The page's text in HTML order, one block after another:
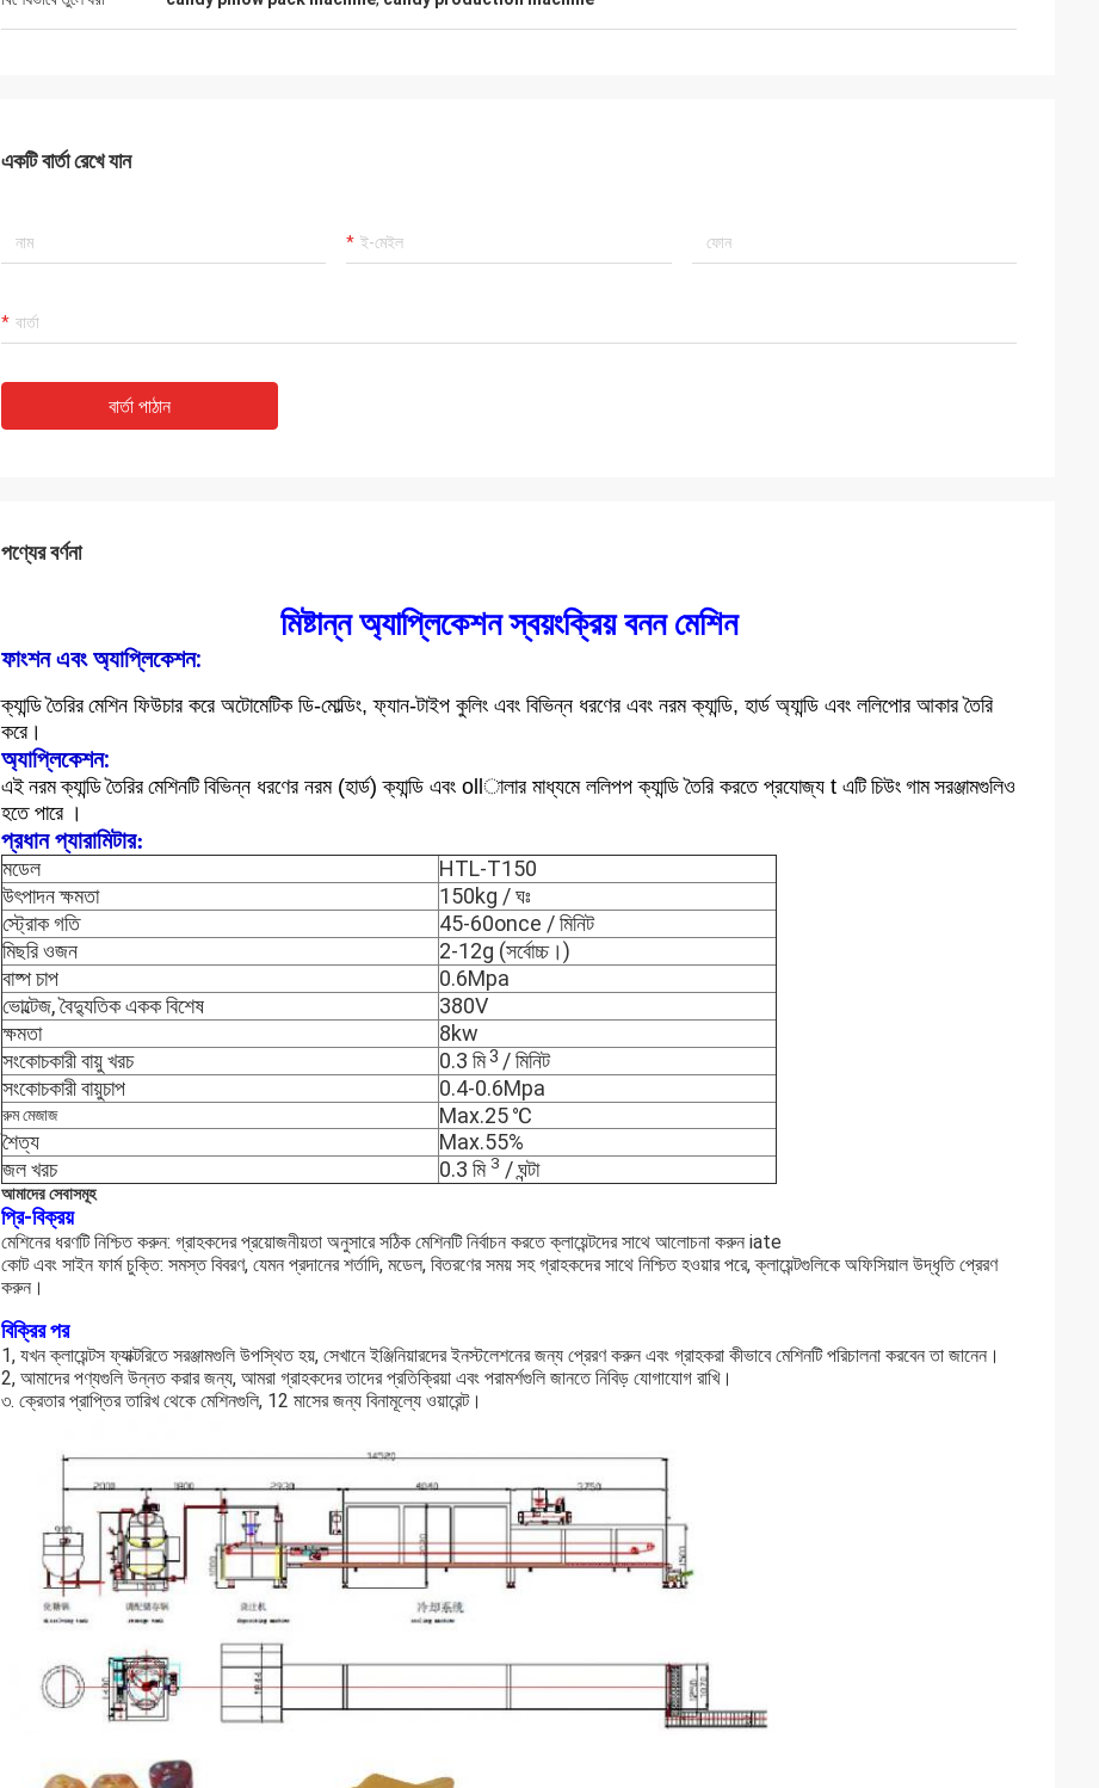
একটি বার্তা রেখে যান
বার্তা পাঠান
পণ্যের বর্ণনা
মিষ্টান্ন অ্যাপ্লিকেশন স্বয়ংক্রিয় বনন মেশিন
ফাংশন এবং অ্যাপ্লিকেশন:
ক্যান্ডিতৈরিরমেশিন ফিউচার করে অটোমেটিক ডি-মোল্ডিং, ফ্যান-টাইপ কুলিং এবং বিভিন্ন ধরণের এবং নরম ক্যান্ডি, হার্ড অ্যান্ডি এবং ললিপোর আকার তৈরি
করে।
অ্যাপ্লিকেশন:
এইনরম ক্যান্ডি তৈরির মেশিনটিবিভিন্ন ধরণের নরম (হার্ড) ক্যান্ডি এবং ollালার মাধ্যমে ললিপপ ক্যান্ডি তৈরি করতে প্রযোজ্য t এটিচিউং গাম সরঞ্জামগুলিও
হতে পারে।
প্রধান প্যারামিটার:
মডেল
HTL-T150
উৎপাদন ক্ষমতা
150kg / ঘঃ
স্ট্রোক গতি
45-60once / মিনিট
মিছরি ওজন
2-12g (সর্বোচ্চ।)
বাষ্প চাপ
0.6Mpa
ভোল্টেজ, বৈদ্যুতিক একক বিশেষ
380V
ক্ষমতা
8kw
সংকোচকারী বায়ু খরচ
0.3 মি3 / মিনিট
সংকোচকারী বায়ুচাপ
0.4-0.6Mpa
রুম মেজাজ
Max.25 ℃
শৈত্য
Max.55%
জল খরচ
0.3 মি3 / ঘন্টা
আমাদের সেবাসমূহ
প্রি-বিক্রয়
মেশিনের ধরণটি নিশ্চিত করুন: গ্রাহকদের প্রয়োজনীয়তা অনুসারে সঠিক মেশিনটি নির্বাচন করতে ক্লায়েন্টদের সাথে আলোচনা করুন iate
কোট এবং সাইন ফার্ম চুক্তি: সমস্ত বিবরণ, যেমন প্রদানের শর্তাদি, মডেল, বিতরণের সময় সহ গ্রাহকদের সাথে নিশ্চিত হওয়ার পরে, ক্লায়েন্টগুলিকে অফিসিয়াল উদ্ধৃতি প্রেরণ
করুন।
বিক্রির পর
1, যখন ক্লায়েন্টস ফ্যাক্টরিতে সরঞ্জামগুলি উপস্থিত হয়, সেখানে ইঞ্জিনিয়ারদের ইনস্টলেশনের জন্য প্রেরণ করুন এবং গ্রাহকরা কীভাবে মেশিনটি পরিচালনা করবেন তা জানেন।
2, আমাদের পণ্যগুলি উন্নত করার জন্য, আমরা গ্রাহকদের তাদের প্রতিক্রিয়া এবং পরামর্শগুলি জানতে নিবিড় যোগাযোগ রাখি।
৩. ক্রেতার প্রাপ্তির তারিখ থেকে মেশিনগুলি, 12 মাসের জন্য বিনামূল্যে ওয়ারেন্ট।